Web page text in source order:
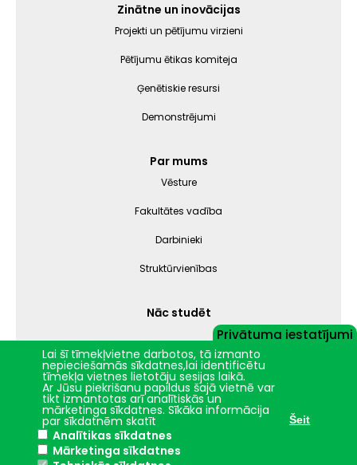
Zinātne un inovācijas
Projekti un pētījumu virzieni
Pētījumu ētikas komiteja
Ģenētiskie resursi
Demonstrējumi
Par mums
Vēsture
Fakultātes vadība
Darbinieki
Struktūrvienības
Nāc studēt
Jelgava
+15.6°C
2024 © LBTU ITZAC
Privātuma politika
Privātuma iestatījumi
Lai šī tīmekļvietne darbotos, tā izmanto
nepieciešamās sīkdatnes,lai identificētu
tīmekļa vietnes lietotāju sesijas laikā.
Ar Jūsu piekrišanu papildus šajā vietnē var
tikt izmantotas arī analītiskās un
mārketinga sīkdatnes. Sīkāka informācija
par sīkdatnēm skatīt Šeit
Analītikas sīkdatnes
Mārketinga sīkdatnes